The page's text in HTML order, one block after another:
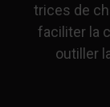
trices de
faciliter la
outiller